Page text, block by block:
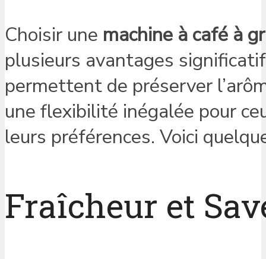
Choisir une machine à café à
plusieurs avantages
permettent de préserver
une flexibilité inégalée pour
leurs préférences. Voici
Fraîcheur et